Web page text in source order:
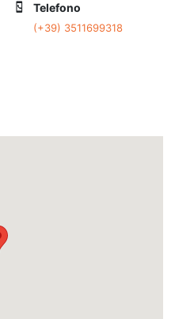
Telefono
(+39) 3511699318